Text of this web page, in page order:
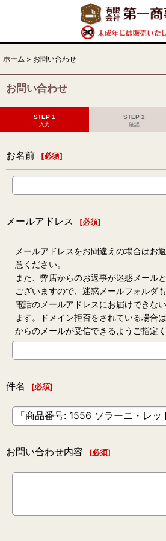
ホーム > お問い合わせ
お問い合わせ
STEP 1
入力
STEP 2
確認
お名前 [必須]
メールアドレス [必須]
メールアドレスをお間違えの場合はお
意ください。
また、弊店からのお返事が迷惑メール
ございますので、迷惑メールフォルダ
電話のメールアドレスにお届けできな
ます。ドメイン拒否をされている場
からのメールが受信できるようご指定く
件名 [必須]
お問い合わせ内容 [必須]